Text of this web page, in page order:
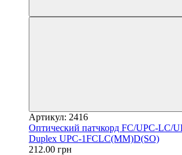
Артикул: 2416
Оптический патчкорд FC/UPC-LC/
Duplex UPC-1FCLC(MM)D(SO)
212.00 грн